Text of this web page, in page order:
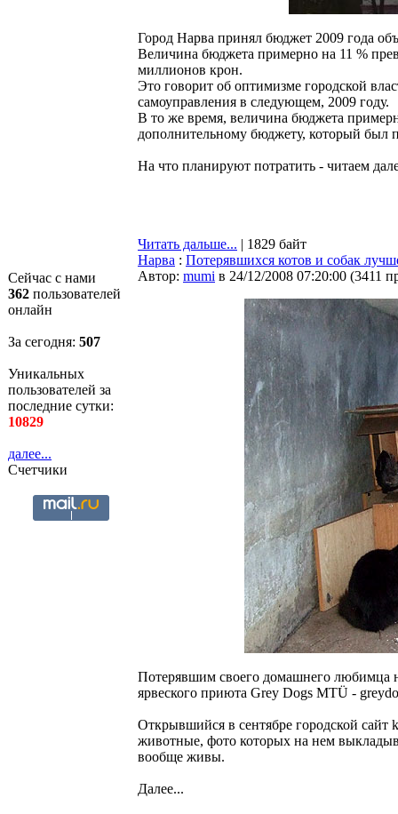
Сейчас с нами
362 пользователей
онлайн
За сегодня: 507
Уникальных
пользователей за
последние сутки:
10829
далее...
Счетчики
Город Нарва принял бюджет 2009 года
Величина бюджета примерно на 11 %
миллионов крон.
Это говорит об оптимизме городской
самоуправления в следующем, 2009 году.
В то же время, величина бюджета
дополнительному бюджету, который был
На что планируют потратить - читаем
Читать дальше... | 1829 байт
Нарва : Потерявшихся котов и собак
Автор: mumi в 24/12/2008 07:20:00 (3411
Потерявшим своего домашнего любимца
ярвеского приюта Grey Dogs MTÜ -
Открывшийся в сентябре городской сайт
животные, фото которых на нем
вообще живы.
Далее...